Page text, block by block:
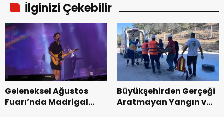
İlginizi Çekebilir
Geleneksel Ağustos
Fuarı’nda Madrigal
Büyükşehirden Gerçeği
Aratmayan Yangın ve